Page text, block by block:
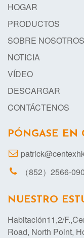
HOGAR
PRODUCTOS
SOBRE NOSOTROS
NOTICIA
VÍDEO
DESCARGAR
CONTÁCTENOS
PÓNGASE EN
（852）2566-
NUESTRO
Habitación11,2/
Road, North Point,